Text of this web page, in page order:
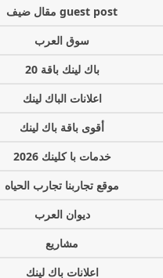
guest post مقال ضيف
سوق العرب
باك لينك باقة 20
اعلانات الباك لينك
أقوى باقة باك لينك
خدمات با كلينك 2026
موقع تجاربنا تجارب الحياه
ديوان العرب
مشاريع
اعلانات باك لينك